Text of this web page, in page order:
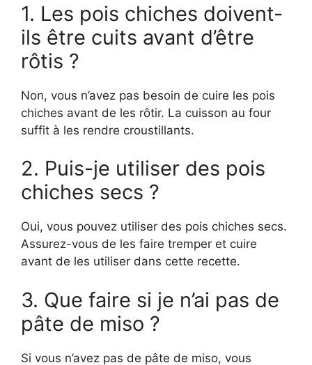
1. Les pois chiches doivent-
ils être cuits avant d’être
rôtis ?
Non, vous n’avez pas besoin de cuire les pois
chiches avant de les rôtir. La cuisson au four
suffit à les rendre croustillants.
2. Puis-je utiliser des pois
chiches secs ?
Oui, vous pouvez utiliser des pois chiches secs.
Assurez-vous de les faire tremper et cuire
avant de les utiliser dans cette recette.
3. Que faire si je n’ai pas de
pâte de miso ?
Si vous n’avez pas de pâte de miso, vous